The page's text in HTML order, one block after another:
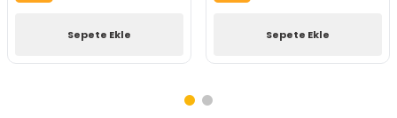
Sepete Ekle Sepete Ekle